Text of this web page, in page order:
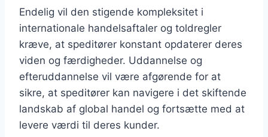
Endelig vil den stigende kompleksitet i
internationale handelsaftaler og toldregler
kræve, at speditører konstant opdaterer deres
viden og færdigheder. Uddannelse og
efteruddannelse vil være afgørende for at
sikre, at speditører kan navigere i det skiftende
landskab af global handel og fortsætte med at
levere værdi til deres kunder.